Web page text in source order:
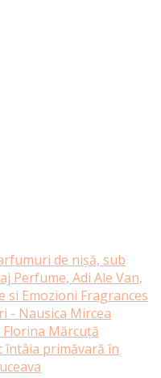
de nișă, sub
Perfume, Adi Ale Van,
si Emozioni Fragrances
- Nausica Mircea
Mărcuță
întâia primăvară în